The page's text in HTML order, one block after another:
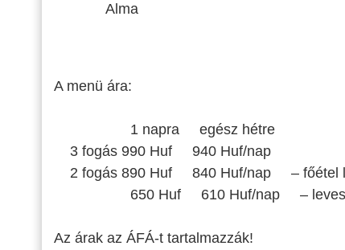
Alma
A menü ára:
1 napra egész hétre
3 fogás 990 Huf 940 Huf/nap
2 fogás 890 Huf 840 Huf/nap – főétel
650 Huf 610 Huf/nap –
Az árak az ÁFÁ-t tartalmazzák!